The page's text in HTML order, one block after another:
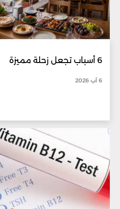
6 أسباب تجعل زحلة مميزة
6 آب 2026